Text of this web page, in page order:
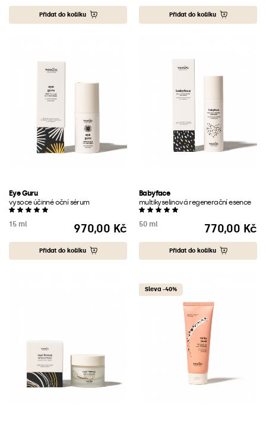
Přidat do košíku Přidat do košíku
Eye Guru
vysoce účinné oční sérum
15 ml
Cena
970,00 Kč
Přidat do košíku
Babyface
multikyselinová regenerační esence
50 ml
Cena
770,00 Kč
Přidat do košíku
Sleva -40%